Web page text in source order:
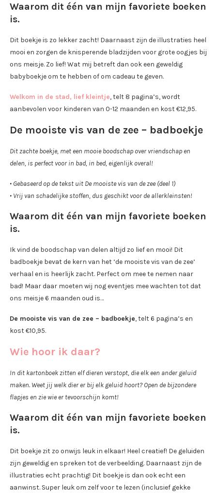
Waarom dit één van mijn favoriete boeken
is.
Dit boekje is zo lekker zacht! Daarnaast zijn de illustraties heel
mooi en zorgen de knisperende bladzijden voor grote oogjes bij
ons meisje. Zo lief! Wat mij betreft dan ook een geweldig
babyboekje om te hebben of om cadeau te geven.
Welkom in de stad, lief kleintje, telt 8 pagina’s, wordt
aanbevolen voor kinderen van 0-12 maanden en kost €12,95.
De mooiste vis van de zee – badboekje
Dit zachte boekje, met een mooie boodschap over vriendschap en
delen, is perfect voor in bad, in bed, eigenlijk overal!
• Gebaseerd op de tekst uit De mooiste vis van de zee (deel 1)
• Vrij van schadelijke stoffen, dus geschikt voor de allerkleinsten!
Waarom dit één van mijn favoriete boeken
is.
Ik vind de boodschap van delen altijd zo lief en mooi! Dit
badboekje bevat de kern van het ‘de mooiste vis van de zee’
verhaal en is heerlijk zacht. Perfect om mee te nemen naar
bad! Maar daar moeten wij nog eventjes mee wachten tot dat
ons meisje 6 maanden oud is…
De mooiste vis van de zee – badboekje, telt 6 pagina’s en
kost €10,95.
Wie hoor ik daar?
In dit kartonboek zitten elf dieren verstopt, die elk een ander geluid
maken. Weet jij welk dier er bij elk geluid hoort? Open de bijzondere
flapjes en zie wie er tevoorschijn komt!
Waarom dit één van mijn favoriete boeken
is.
Dit boekje zit zo onwijs leuk in elkaar! Heel creatief! De geluiden
zijn geweldig en spreken tot de verbeelding. Daarnaast zijn de
illustraties echt prachtig! Dit boekje is dan ook echt een
aanwinst. Super leuk om zelf voor te lezen (inclusief gekke